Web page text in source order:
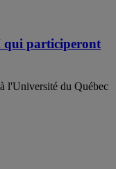
qui participeront
l'Université du Québec